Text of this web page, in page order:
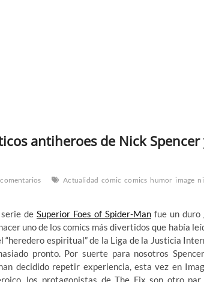
antiheroes de Nick Spencer
Actualidad cómic comics humor image
de Superior Foes of Spider-Man fue un duro
uno de los comics más divertidos que había
“heredero espiritual” de la Liga de la Justicia
pronto. Por suerte para nosotros
decidido repetir experiencia, esta vez en